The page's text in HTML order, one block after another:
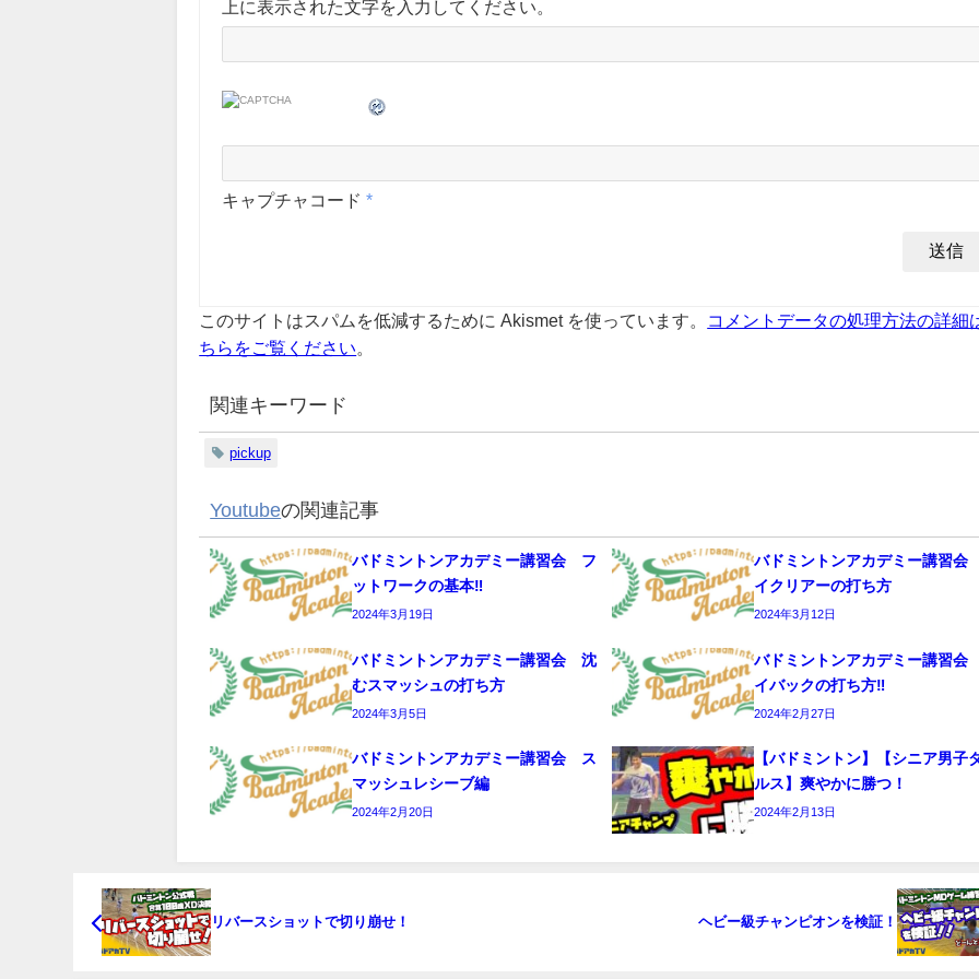
上に表示された文字を入力してください。
キャプチャコード *
このサイトはスパムを低減するために Akismet を使っています。
コメントデータの処理方法の詳細
ちらをご覧ください
関連キーワード
pickup
Youtubeの関連記事
バドミントンアカデミー講習会 フ
ットワークの基本‼️
2024年3月19日
バドミントンアカデミー講習
イクリアーの打ち方
2024年3月12日
バドミントンアカデミー講習会 沈
むスマッシュの打ち方
2024年3月5日
バドミントンアカデミー講習
イバックの打ち方‼️
2024年2月27日
バドミントンアカデミー講習会 ス
マッシュレシーブ編
2024年2月20日
【バドミントン】【シニア男子
ルス】爽やかに勝つ！
2024年2月13日
リバースショットで切り崩せ！ ヘビー級チャンピオンを検証！